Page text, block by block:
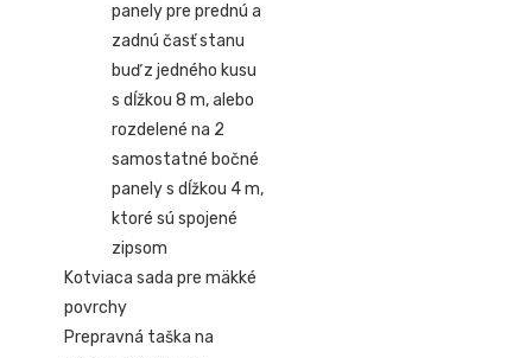
panely pre prednú a
zadnú časť stanu
buď z jedného kusu
s dĺžkou 8 m, alebo
rozdelené na 2
samostatné bočné
panely s dĺžkou 4 m,
ktoré sú spojené
zipsom
Kotviaca sada pre mäkké
povrchy
Prepravná taška na